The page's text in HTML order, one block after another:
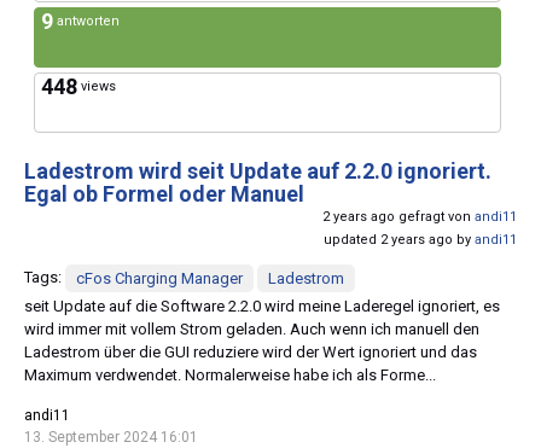
9 antworten
448 views
Ladestrom wird seit Update auf 2.2.0 ignoriert.
Egal ob Formel oder Manuel
2 years ago gefragt von andi11
updated 2 years ago by andi11
Tags: cFos Charging Manager
Ladestrom
seit Update auf die Software 2.2.0 wird meine Laderegel ignoriert, es
wird immer mit vollem Strom geladen. Auch wenn ich manuell den
Ladestrom über die GUI reduziere wird der Wert ignoriert und das
Maximum verdwendet. Normalerweise habe ich als Forme...
andi11
13. September 2024 16:01